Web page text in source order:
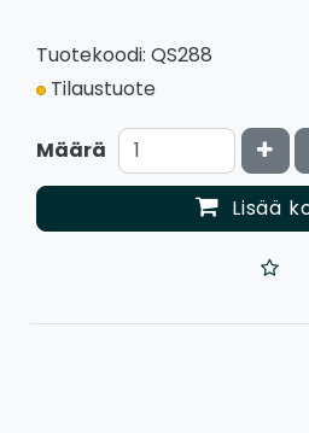
Tuotekoodi: QS288
Tilaustuote
Määrä
Lisää